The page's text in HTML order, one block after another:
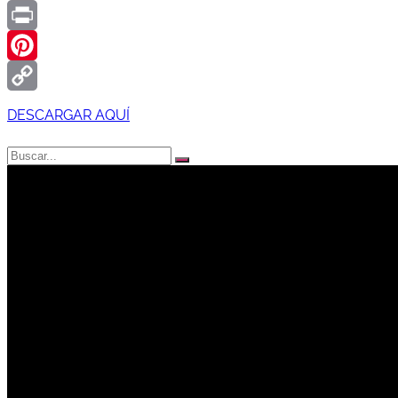
Gmail
Print
Pinterest
Copy
DESCARGAR AQUÍ